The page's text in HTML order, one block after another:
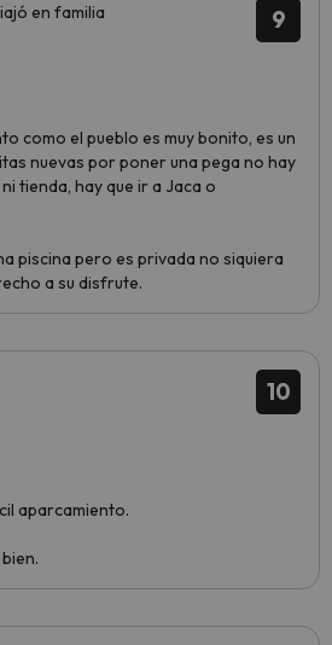
9
en familia
como el pueblo es muy bonito, es un
nuevas por poner una pega no hay
tienda, hay que ir a Jaca o
piscina pero es privada no siquiera
a su disfrute.
10
aparcamiento.